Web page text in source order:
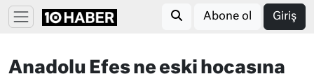
Abone ol Giriş
Anadolu Efes ne eski hocasına